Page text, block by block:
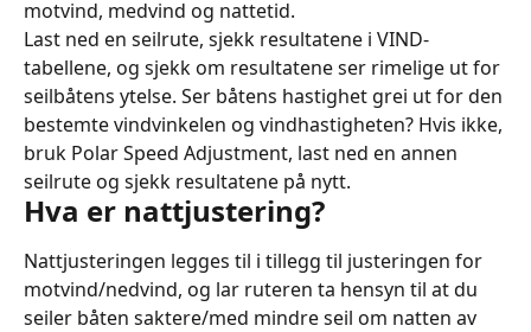
motvind, medvind og nattetid.
Last ned en seilrute, sjekk resultatene i VIND-
tabellene, og sjekk om resultatene ser rimelige ut for
seilbåtens ytelse. Ser båtens hastighet grei ut for den
bestemte vindvinkelen og vindhastigheten? Hvis ikke,
bruk Polar Speed ​​Adjustment, last ned en annen
seilrute og sjekk resultatene på nytt.
Hva er nattjustering?
Nattjusteringen legges til i tillegg til justeringen for
motvind/nedvind, og lar ruteren ta hensyn til at du
seiler båten saktere/med mindre seil om natten av